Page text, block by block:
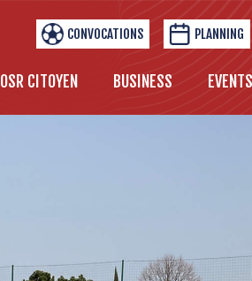
CONVOCATIONS PLANNING
OSR CITOYEN BUSINESS EVENTS